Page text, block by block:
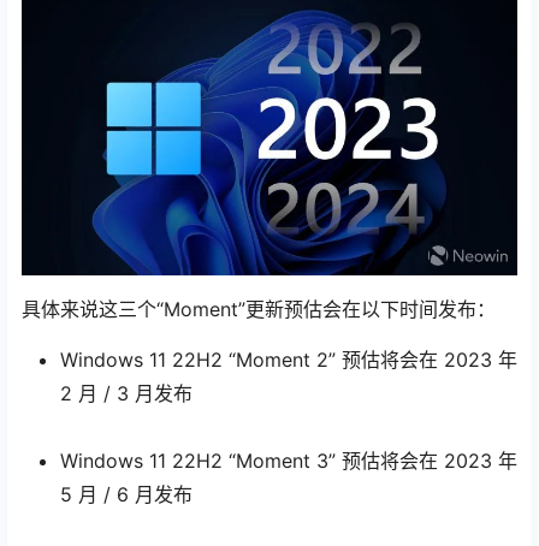
具体来说这三个“Moment”更新预估会在以下时间发布：
Windows 11 22H2 “Moment 2” 预估将会在 2023 年
2 月 / 3 月发布
Windows 11 22H2 “Moment 3” 预估将会在 2023 年
5 月 / 6 月发布